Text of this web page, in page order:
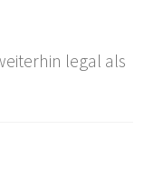
legal als